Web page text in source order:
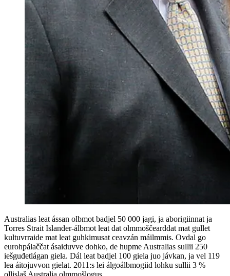
Australias leat ássan olbmot badjel 50 000 jagi, ja aborigiinnat ja
Torres Strait Islander-álbmot leat dat olmmoščearddat mat gullet
kultuvrraide mat leat guhkimusat ceavzán máilmmis. Ovdal go
eurohpálaččat ásaiduvve dohko, de hupme Australias sullii 250
iešguđetlágan giela. Dál leat badjel 100 giela juo jávkan, ja vel 119
lea áitojuvvon gielat. 2011:s lei álgoálbmogiid lohku sullii 3 %
ollislaš Australia olmmošlogus.